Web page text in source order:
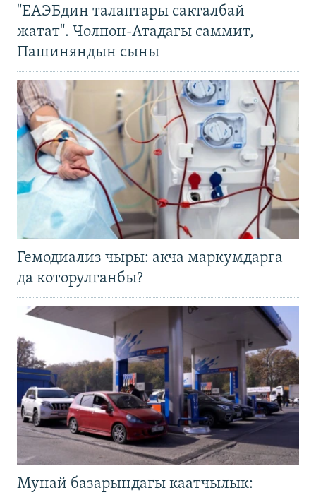
"ЕАЭБдин талаптары сакталбай
жатат". Чолпон-Атадагы саммит,
Пашиняндын сыны
Гемодиализ чыры: акча маркумдарга
да которулганбы?
Мунай базарындагы каатчылык: